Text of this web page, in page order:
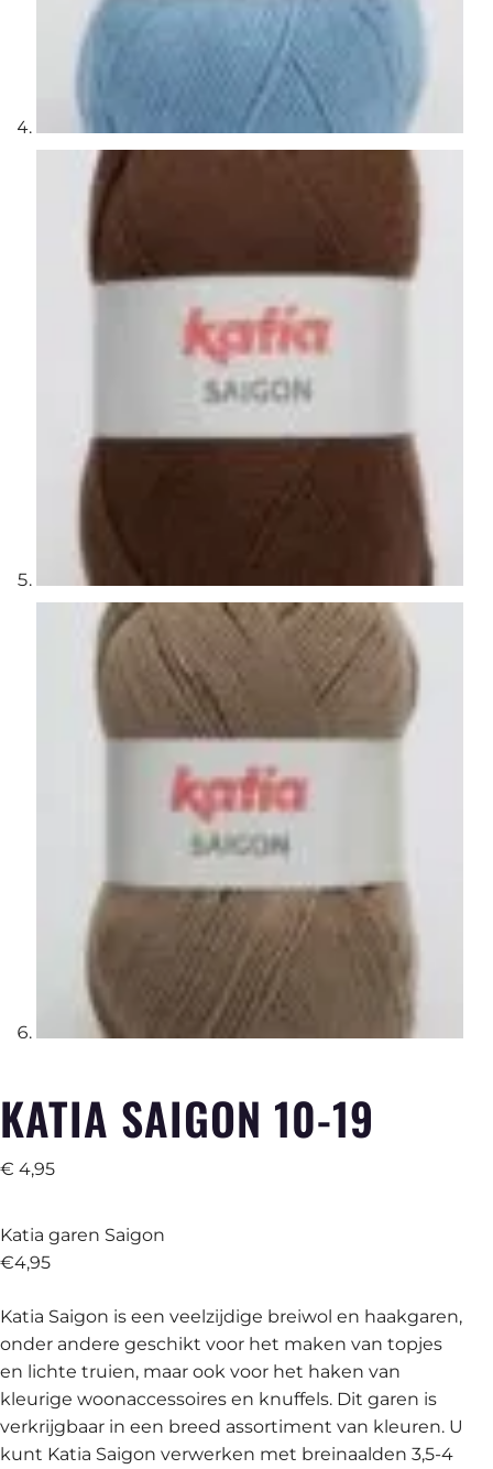
KATIA SAIGON 10-19
€ 4,95
Katia garen Saigon
€4,95
Katia Saigon is een veelzijdige breiwol en haakgaren,
onder andere geschikt voor het maken van topjes
en lichte truien, maar ook voor het haken van
kleurige woonaccessoires en knuffels. Dit garen is
verkrijgbaar in een breed assortiment van kleuren. U
kunt Katia Saigon verwerken met breinaalden 3,5-4